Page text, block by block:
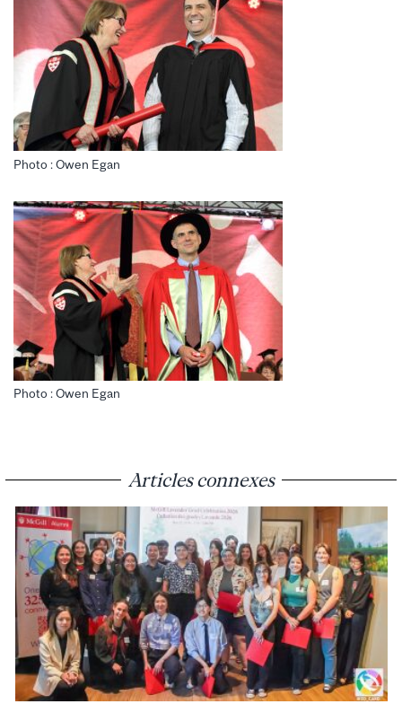
Photo : Owen Egan
Photo : Owen Egan
Articles connexes